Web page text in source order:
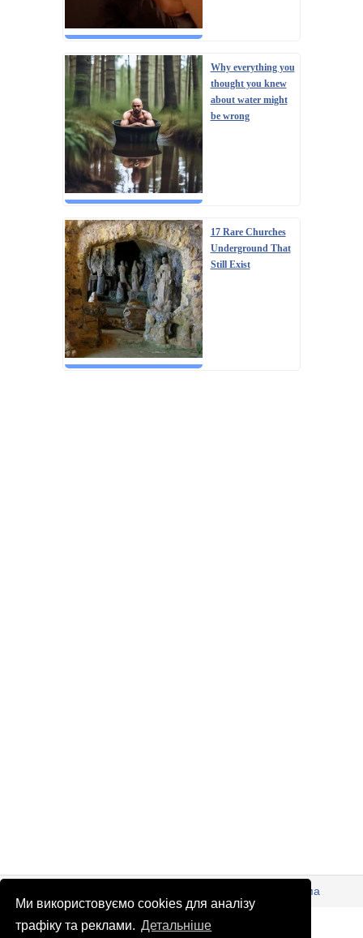
Ми використовуємо cookies для аналізу
трафіку та реклами. Детальніше
Why everything you
thought you knew
about water might
be wrong
17 Rare Churches
Underground That
Still Exist
Реклама
info@patrioty.org.ua